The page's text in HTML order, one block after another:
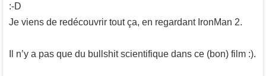
:-D
Je viens de redécouvrir tout ça, en regardant IronMan 2.
Il n’y a pas que du bullshit scientifique dans ce (bon) film :).